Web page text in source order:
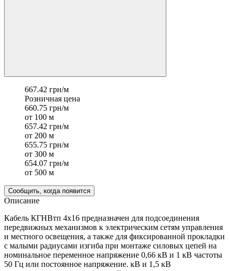
667.42 грн/м
Розничная цена
660.75 грн/м
от 100 м
657.42 грн/м
от 200 м
655.75 грн/м
от 300 м
654.07 грн/м
от 500 м
Сообщить, когда появится
Описание
Кабель КГНВтп 4х16 предназначен для подсоединения
передвижных механизмов к электрическим сетям управления
и местного освещения, а также для фиксированной прокладки
с малыми радиусами изгиба при монтаже силовых цепей на
номинальное переменное напряжение 0,66 кВ и 1 кВ частоты
50 Гц или постоянное напряжение. кВ и 1,5 кВ